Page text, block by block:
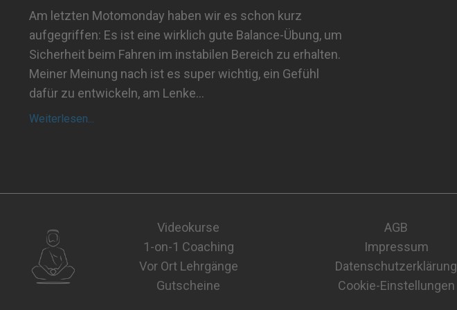
Am letzten Motomonday haben wir es schon kurz
aufgegriffen: Es ist eine wirklich gute Balance-Übung, um
Sicherheit beim Fahren im instabilen Bereich zu erhalten.
Meiner Meinung nach ist es super wichtig, ein Gefühl
dafür zu entwickeln, am Lenke...
Weiterlesen...
Videokurse
1-on-1 Coaching
Vor Ort Lehrgänge
Gutscheine
AGB
Impressum
Datenschutzerklärung
Cookie-Einstellungen